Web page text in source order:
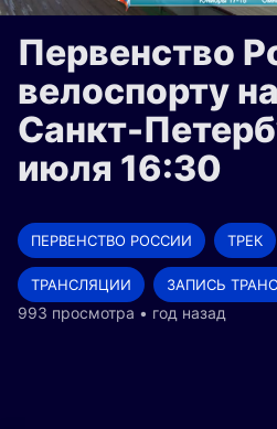
Первенство
велоспорту
Санкт-
июля 16:30
ПЕРВЕНСТВО РОССИИ ТРЕК
ТРАНСЛЯЦИИ ЗАПИСЬ
993 просмотра • год назад